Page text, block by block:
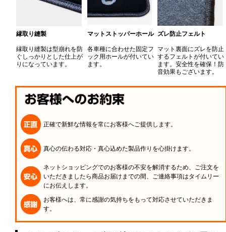
縁取り縫製
縁取り縫製は型崩れを防
ぐしっかりとした仕上が
りになっています。
マットストッパーホール
各車種に合わせた固定フ
ック用ホールが付いてい
ます。
ズレ防止フェルト
マット裏面にズレを防止
するフェルトが付いてい
ます。安全性を確保！防
音効果もございます。
正確で新鮮な情報を常にお客様へご提供します。
真心の伝わる対応・真心込めた製品作りを心掛けます。
ネットショッピングでのお客様の不安を解消するため、ご注文を
いただきましたら商品お届けまでの間、ご連絡事項はタイムリー
にお伝えします。
お客様へは、常に感謝の気持ちをもって対応させていただきま
す。